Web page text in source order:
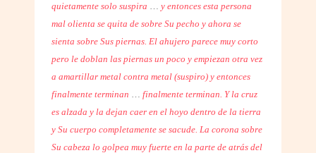
quietamente solo suspira … y entonces esta persona
mal olienta se quita de sobre Su pecho y ahora se
sienta sobre Sus piernas. El ahujero parece muy corto
pero le doblan las piernas un poco y empiezan otra vez
a amartillar metal contra metal (suspiro) y entonces
finalmente terminan … finalmente terminan. Y la cruz
es alzada y la dejan caer en el hoyo dentro de la tierra
y Su cuerpo completamente se sacude. La corona sobre
Su cabeza lo golpea muy fuerte en la parte de atrás del